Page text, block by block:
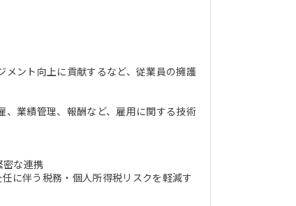
メント向上に貢献するなど、従業員の擁護
、業績管理、報酬など、雇用に関する技術
密な連携
に伴う税務・個人所得税リスクを軽減す